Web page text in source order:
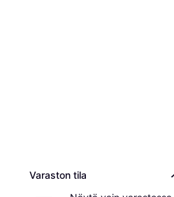
Varaston tila